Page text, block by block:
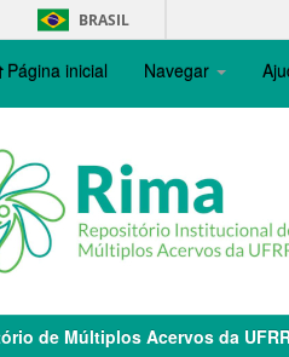
BRASIL
Página inicial Navegar
de Múltiplos Acervos da